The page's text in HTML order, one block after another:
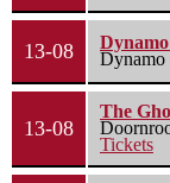
13-08
Dynamo
13-08
The
Tickets